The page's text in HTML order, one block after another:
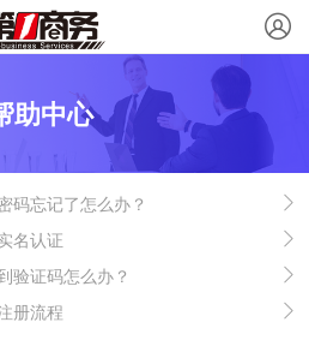
助中心
码忘记了怎么办？
名认证
验证码怎么办？
册流程